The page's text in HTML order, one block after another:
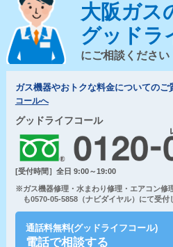
大阪ガス
グッドラ
にご相談ください
ガス機器やおトクな料金についてのご
コールへ
グッドライフコール
[受付時間］全日 9:00～19:00
※ガス機器修理・水まわり修理・エアコン修
も0570-05-5858（ナビダイヤル）にて受付
通話料無料(グッドライフコール)
電話で相談する